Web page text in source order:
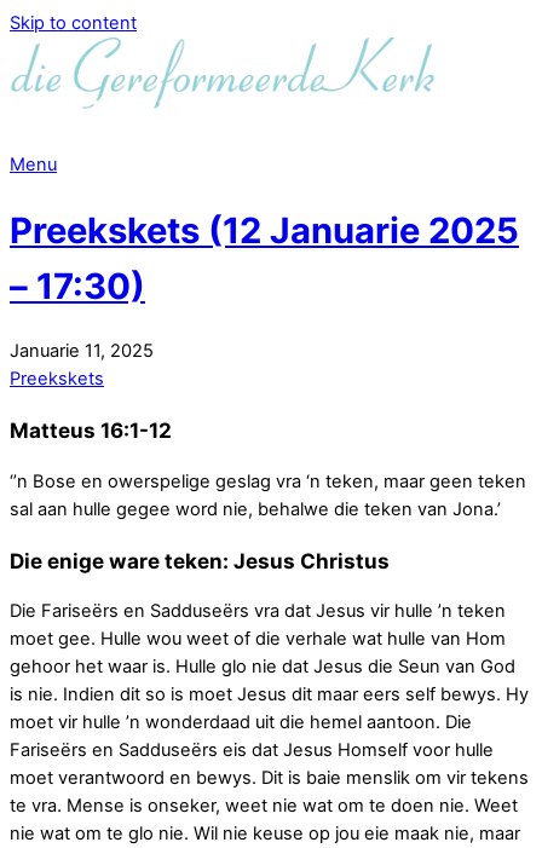
Skip to content
Menu
Preekskets (12 Januarie 2025
– 17:30)
Januarie 11, 2025
Preekskets
Matteus 16:1-12
‘’n Bose en owerspelige geslag vra ‘n teken, maar geen teken
sal aan hulle gegee word nie, behalwe die teken van Jona.’
Die enige ware teken: Jesus Christus
Die Fariseërs en Sadduseërs vra dat Jesus vir hulle ’n teken
moet gee. Hulle wou weet of die verhale wat hulle van Hom
gehoor het waar is. Hulle glo nie dat Jesus die Seun van God
is nie. Indien dit so is moet Jesus dit maar eers self bewys. Hy
moet vir hulle ’n wonderdaad uit die hemel aantoon. Die
Fariseërs en Sadduseërs eis dat Jesus Homself voor hulle
moet verantwoord en bewys. Dit is baie menslik om vir tekens
te vra. Mense is onseker, weet nie wat om te doen nie. Weet
nie wat om te glo nie. Wil nie keuse op jou eie maak nie, maar